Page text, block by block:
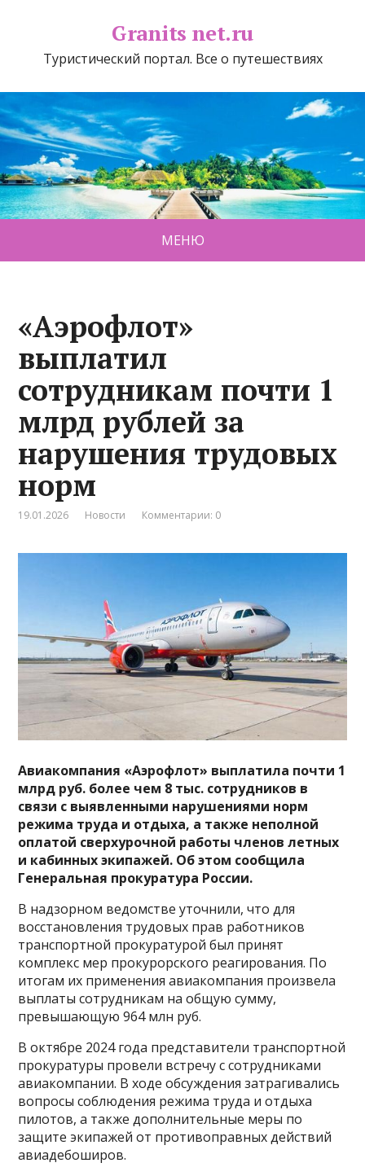
Granits net.ru
Туристический портал. Все о путешествиях
МЕНЮ
«Аэрофлот»
выплатил
сотрудникам почти 1
млрд рублей за
нарушения трудовых
норм
19.01.2026 Новости Комментарии: 0
Авиакомпания «Аэрофлот» выплатила почти 1
млрд руб. более чем 8 тыс. сотрудников в
связи с выявленными нарушениями норм
режима труда и отдыха, а также неполной
оплатой сверхурочной работы членов летных
и кабинных экипажей. Об этом сообщила
Генеральная прокуратура России.
В надзорном ведомстве уточнили, что для
восстановления трудовых прав работников
транспортной прокуратурой был принят
комплекс мер прокурорского реагирования. По
итогам их применения авиакомпания произвела
выплаты сотрудникам на общую сумму,
превышающую 964 млн руб.
В октябре 2024 года представители транспортной
прокуратуры провели встречу с сотрудниками
авиакомпании. В ходе обсуждения затрагивались
вопросы соблюдения режима труда и отдыха
пилотов, а также дополнительные меры по
защите экипажей от противоправных действий
авиадебоширов.